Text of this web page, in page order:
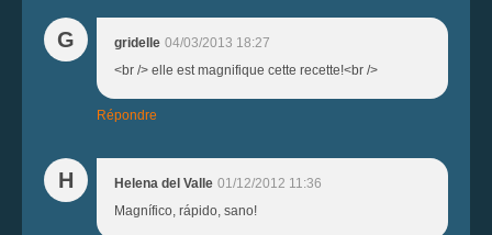
G gridelle 04/03/2013 18:27
<br /> elle est magnifique cette recette!<br />
Répondre
H Helena del Valle 01/12/2012 11:36
Magnífico, rápido, sano!